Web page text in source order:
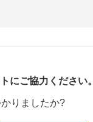
にご協力ください。
りましたか?